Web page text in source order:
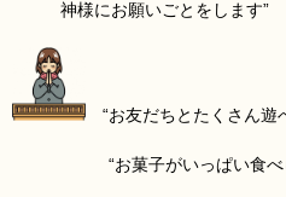
神様にお願いごとをします”
“お友だちとたくさん遊
“お菓子がいっぱい食